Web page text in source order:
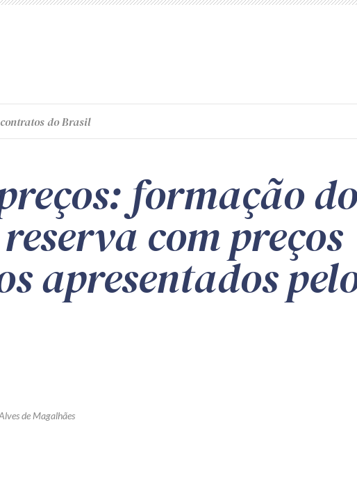
do Brasil
formação do
com preços
apresentados
de Magalhães